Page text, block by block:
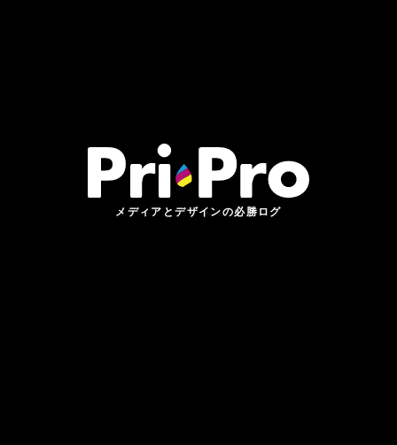
メディアとデザインの必勝ログ